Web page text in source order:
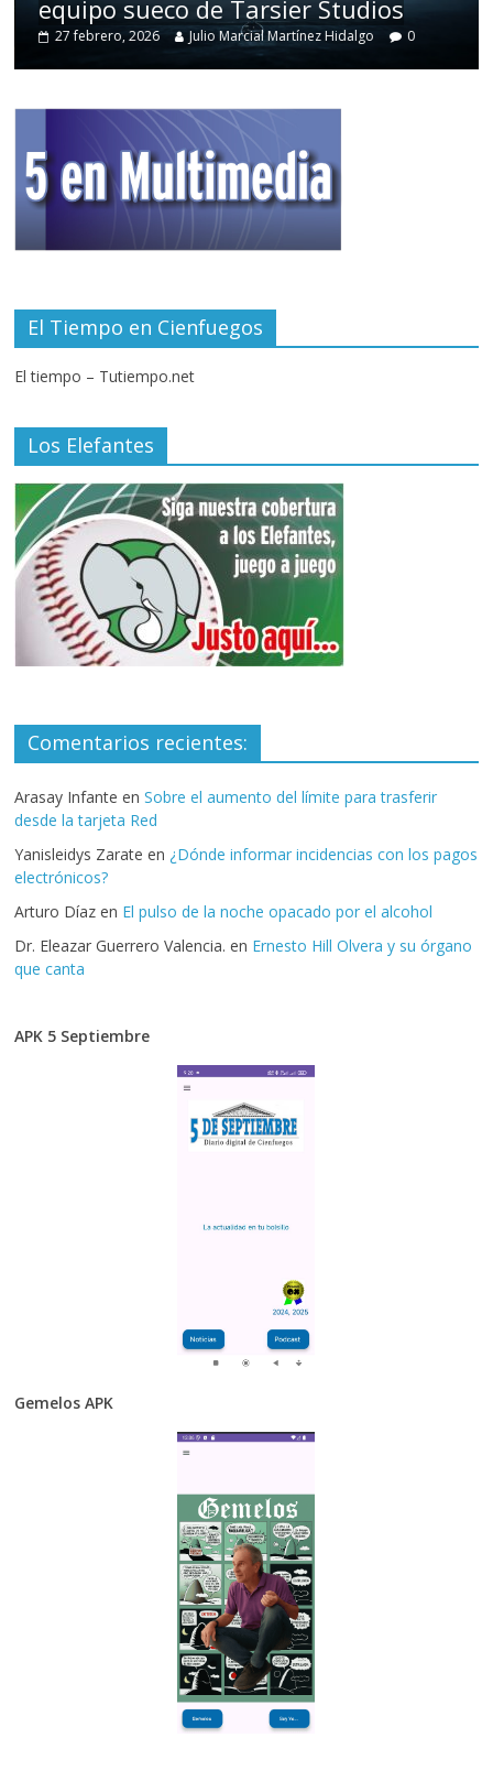
equipo sueco de Tarsier Studios
27 febrero, 2026 Julio Marcial Martínez Hidalgo 0
El Tiempo en Cienfuegos
El tiempo – Tutiempo.net
Los Elefantes
Comentarios recientes:
Arasay Infante enSobre el aumento del límite para trasferir
desde la tarjeta Red
Yanisleidys Zarate en ¿Dónde informar incidencias con los pagos
electrónicos?
Arturo Díaz en El pulso de la noche opacado por el alcohol
Dr. Eleazar Guerrero Valencia. en Ernesto Hill Olvera y su órgano
que canta
APK 5 Septiembre
Gemelos APK